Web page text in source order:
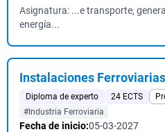
Asignatura: ...e transporte,
energía...
Instalaciones Ferroviarias
Diploma de experto 24 ECTS
#Industria Ferroviaria
Fecha de inicio:05-03-2027